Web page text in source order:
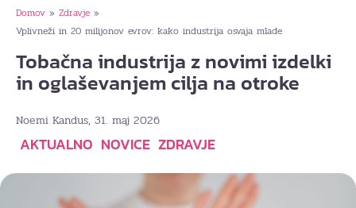
Domov » Zdravje »
Vplivneži in 20 milijonov evrov: kako industrija osvaja mlade
Tobačna industrija z novimi izdelki
in oglaševanjem cilja na otroke
Noemi Kandus, 31. maj 2026
AKTUALNO NOVICE ZDRAVJE